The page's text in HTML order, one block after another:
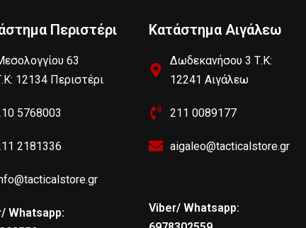
Περιστέρι
63
12134 Περιστέρι
5768003
2181336
Whatsapp:
Κατάστημα Αιγάλεω
Δωδεκανήσου 3 Τ.Κ:
12241 Αιγάλεω
211 0089177
aigaleo@tacticalstore.gr
Viber/ Whatsapp: